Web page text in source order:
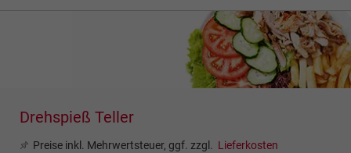
Drehspieß Teller
Preise inkl. Mehrwertsteuer, ggf. zzgl. Lieferkosten